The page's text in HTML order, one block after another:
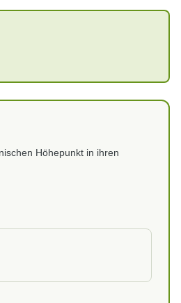
Höhepunkt in ihren